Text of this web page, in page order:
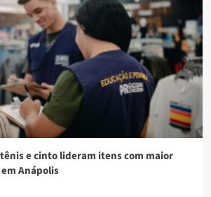
e cinto lideram itens com maior
Anápolis